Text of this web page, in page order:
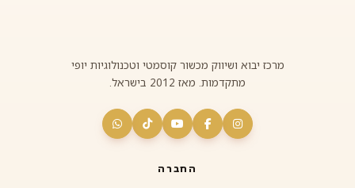
מרכז יבוא ושיווק מכשור קוסמטי וטכנולוגיות יופי
מתקדמות. מאז 2012 בישראל.
החברה